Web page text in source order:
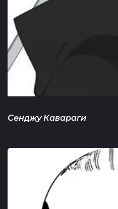
Сенджу Кавараги